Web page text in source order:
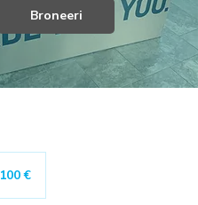
Broneeri
100 €